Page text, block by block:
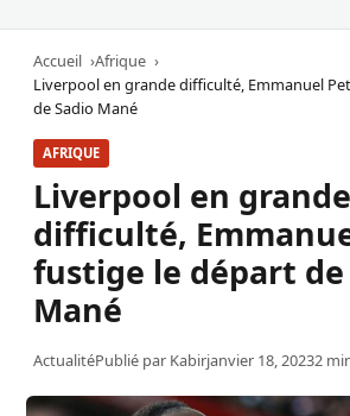
Accueil
Afrique
Liverpool en grande difficulté, Emmanuel
de Sadio Mané
AFRIQUE
Liverpool en grande
difficulté,
fustige le départ de
Mané
ActualitéPublié par Kabirjanvier 18, 20232